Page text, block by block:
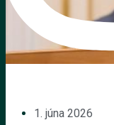
1. júna 2026